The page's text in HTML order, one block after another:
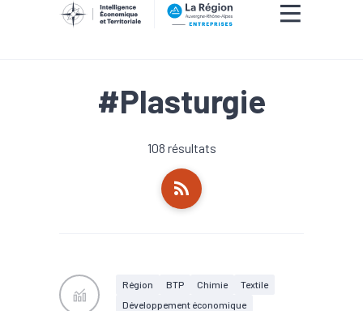
#Plasturgie
108 résultats
Région BTP Chimie
Textile
Développement économique